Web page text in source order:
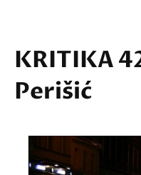
KRITIKA
Perišić